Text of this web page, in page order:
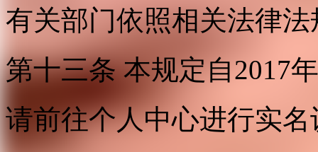
有关部门依照相关法律
第十三条 本规定自2017
请前往个人中心进行实名